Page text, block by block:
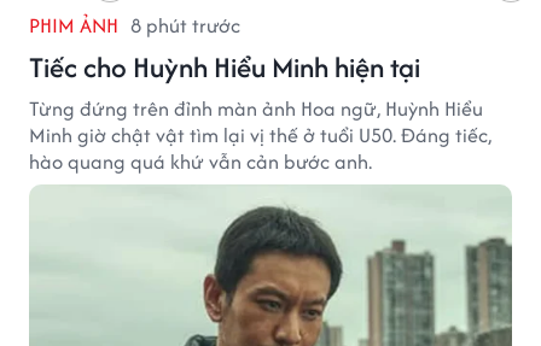
PHIM ẢNH 8 phút trước
Tiếc cho Huỳnh Hiểu Minh hiện tại
Từng đứng trên đỉnh màn ảnh Hoa ngữ, Huỳnh Hiểu
Minh giờ chật vật tìm lại vị thế ở tuổi U50. Đáng tiếc,
hào quang quá khứ vẫn cản bước anh.